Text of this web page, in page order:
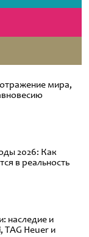
мира,
2026: Как
в реальность
наследие и
TAG Heuer и